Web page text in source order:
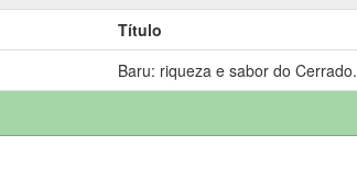
Título
Baru: riqueza e sabor do Cerrado.